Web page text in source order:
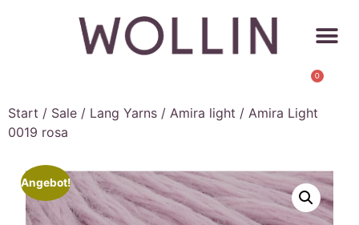
0
Start / Sale / Lang Yarns / Amira light / Amira Light
0019 rosa
Angebot!